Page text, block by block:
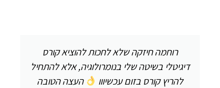
רוחמה חיזקה שלא לחכות להוציא קורס
דיגיטלי בשיטה שלי בנומרולוגיה, אלא להתחיל
להריץ קורס בזום עכשיווו
העצה הטובה